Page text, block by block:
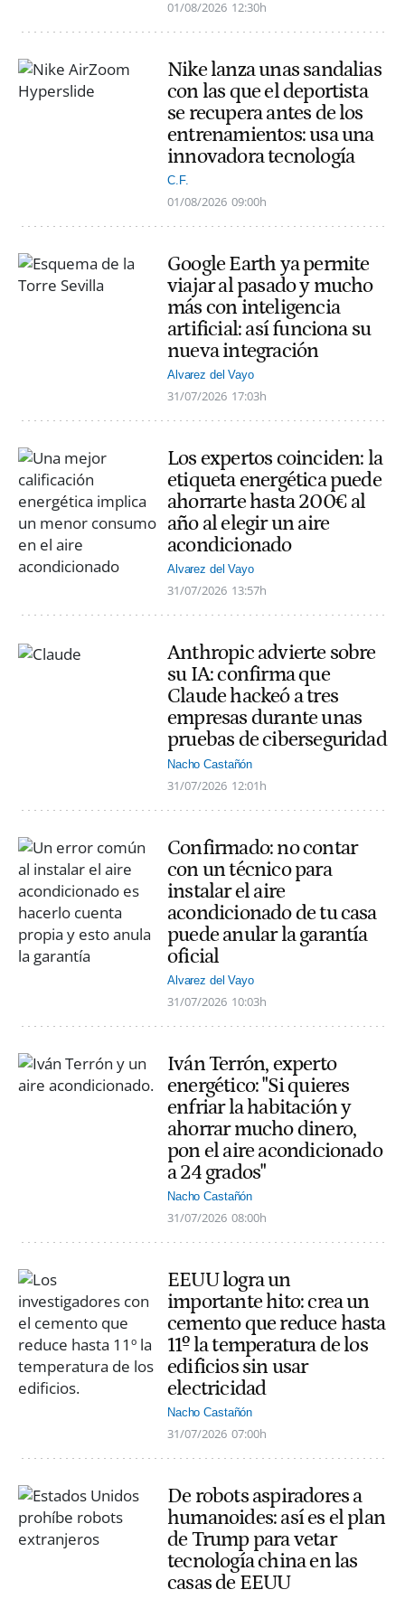
01/08/2026 12:30h
Nike lanza unas sandalias
con las que el deportista
se recupera antes de los
entrenamientos: usa una
innovadora tecnología
C.F.
01/08/2026 09:00h
Google Earth ya permite
viajar al pasado y mucho
más con inteligencia
artificial: así funciona su
nueva integración
Alvarez del Vayo
31/07/2026 17:03h
Los expertos coinciden: la
etiqueta energética puede
ahorrarte hasta 200€ al
año al elegir un aire
acondicionado
Alvarez del Vayo
31/07/2026 13:57h
Anthropic advierte sobre
su IA: confirma que
Claude hackeó a tres
empresas durante unas
pruebas de ciberseguridad
Nacho Castañón
31/07/2026 12:01h
Confirmado: no contar
con un técnico para
instalar el aire
acondicionado de tu casa
puede anular la garantía
oficial
Alvarez del Vayo
31/07/2026 10:03h
Iván Terrón, experto
energético: "Si quieres
enfriar la habitación y
ahorrar mucho dinero,
pon el aire acondicionado
a 24 grados"
Nacho Castañón
31/07/2026 08:00h
EEUU logra un
importante hito: crea un
cemento que reduce hasta
11º la temperatura de los
edificios sin usar
electricidad
Nacho Castañón
31/07/2026 07:00h
De robots aspiradores a
humanoides: así es el plan
de Trump para vetar
tecnología china en las
casas de EEUU